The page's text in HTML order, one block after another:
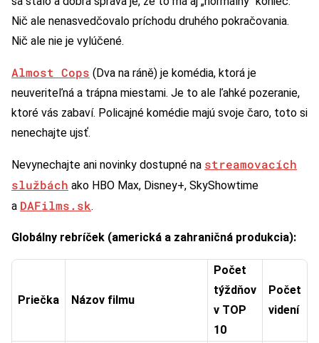
Nič ale nenasvedčovalo príchodu druhého pokračovania.
Nič ale nie je vylúčené.
Almost Cops (Dva na ráně) je komédia, ktorá je
neuveriteľná a trápna miestami. Je to ale ľahké pozeranie,
ktoré vás zabaví. Policajné komédie majú svoje čaro, toto si
nenechajte ujsť.
Nevynechajte ani novinky dostupné na streamovacích
službách ako HBO Max, Disney+, SkyShowtime
a DAFilms.sk.
Globálny rebríček (americká a zahraničná produkcia):
Priečka Názov filmu
Počet
týždňov
v TOP
10
Počet
videní